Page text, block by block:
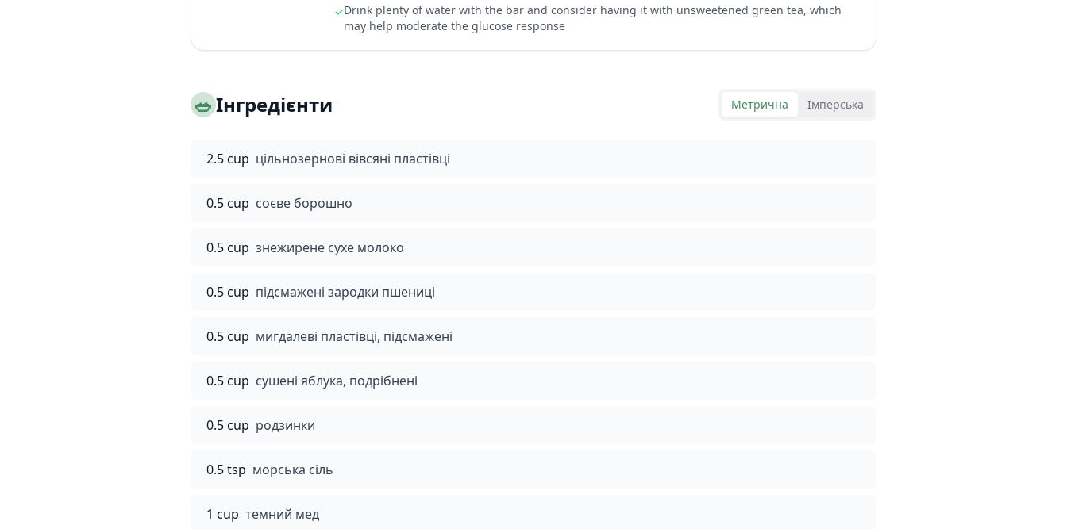
✓Drink plenty of water with the bar and consider having it with unsweetened green tea, which
may help moderate the glucose response
🥗Інгредієнти Метрична Імперська
2.5 cup цільнозернові вівсяні пластівці
0.5 cup соєве борошно
0.5 cup знежирене сухе молоко
0.5 cup підсмажені зародки пшениці
0.5 cup мигдалеві пластівці, підсмажені
0.5 cup сушені яблука, подрібнені
0.5 cup родзинки
0.5 tsp морська сіль
1 cup темний мед